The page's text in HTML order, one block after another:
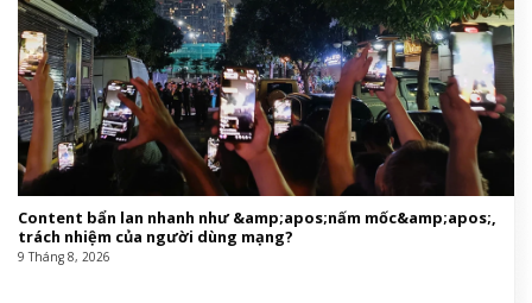
Content bẩn lan nhanh như &amp;apos;nấm mốc&amp;apos;,
trách nhiệm của người dùng mạng?
9 Tháng 8, 2026